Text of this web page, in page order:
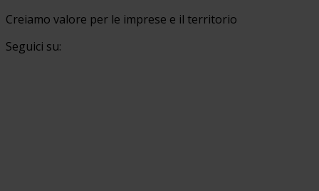
Creiamo valore per le imprese e il territorio
Seguici su: